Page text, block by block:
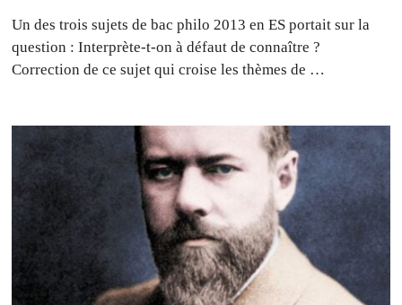
Un des trois sujets de bac philo 2013 en ES portait sur la
question : Interprète-t-on à défaut de connaître ?
Correction de ce sujet qui croise les thèmes de …